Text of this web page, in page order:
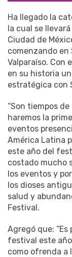
Ha llegado la
la cual se
Ciudad de
comenzando en
Valparaíso. Con
en su historia
estratégica con
“Son tiempos
haremos la
eventos
América Latina
este año del
costado mucho
los eventos y
los dioses
salud y
Festival.
Agregó que:
festival este
como ofrenda a